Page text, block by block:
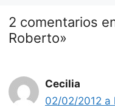
2 comentarios
Roberto»
Cecilia
02/02/2012 a